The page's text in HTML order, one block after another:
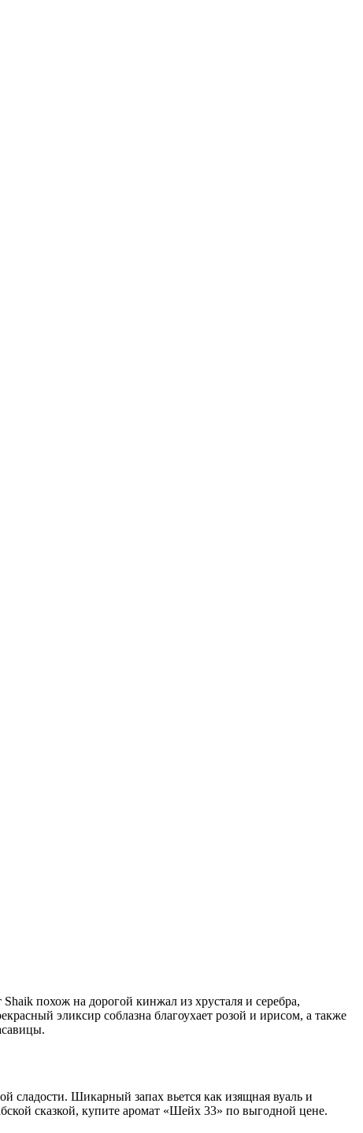
похож на дорогой кинжал из хрусталя и серебра,
эликсир соблазна благоухает розой и ирисом, а также
сладости. Шикарный запах вьется как изящная вуаль и
сказкой, купите аромат «Шейх 33» по выгодной цене.